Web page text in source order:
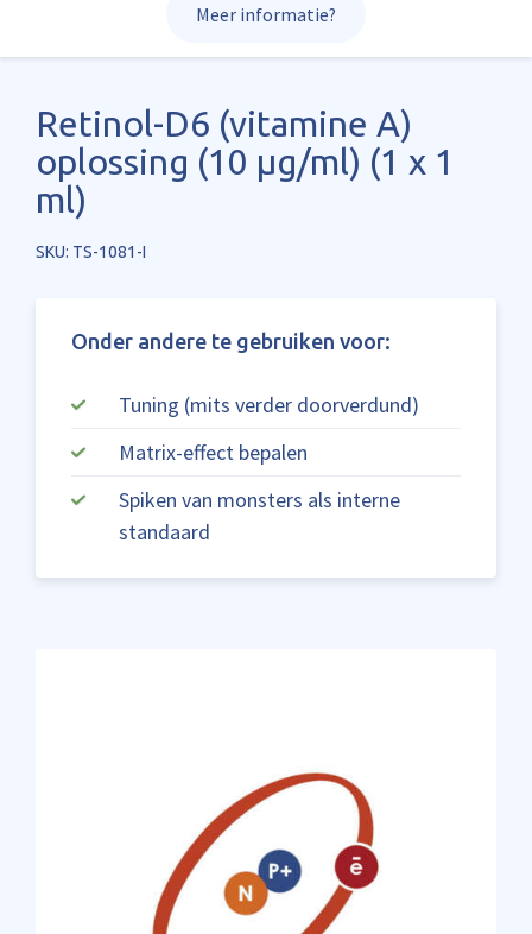
Meer informatie?
Retinol-D6 (vitamine A)
oplossing (10 µg/ml) (1 x 1
ml)
SKU: TS-1081-I
Onder andere te gebruiken voor:
Tuning (mits verder doorverdund)
Matrix-effect bepalen
Spiken van monsters als interne
standaard